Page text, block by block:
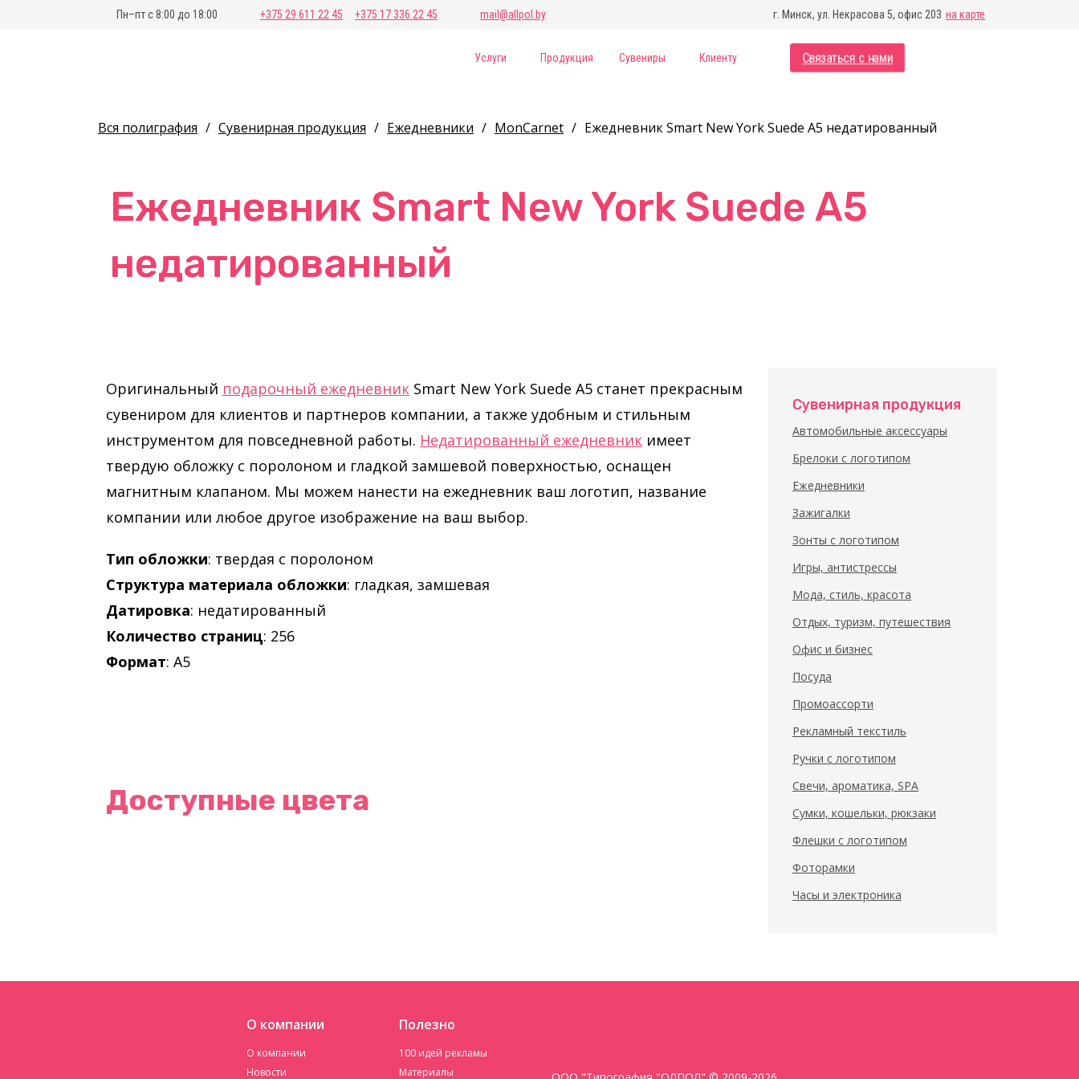
Пн–пт с 8:00 до 18:00 +375 29 611 22 45 +375 17 336 22 45 mail@allpol.by г. Минск, ул. Некрасова 5, офис 203 на карте
Услуги Продукция Сувениры Клиенту Связаться с нами
Вся полиграфия / Сувенирная продукция / Ежедневники / MonCarnet / Ежедневник Smart New York Suede А5 недатированный
Ежедневник Smart New York Suede А5
недатированный
Оригинальный подарочный ежедневник Smart New York Suede A5 станет прекрасным
сувениром для клиентов и партнеров компании, а также удобным и стильным
инструментом для повседневной работы. Недатированный ежедневник имеет
твердую обложку с поролоном и гладкой замшевой поверхностью, оснащен
магнитным клапаном. Мы можем нанести на ежедневник ваш логотип, название
компании или любое другое изображение на ваш выбор.
Тип обложки: твердая с поролоном
Структура материала обложки: гладкая, замшевая
Датировка: недатированный
Количество страниц: 256
Формат: А5
Доступные цвета
Сувенирная продукция
Автомобильные аксессуары
Брелоки с логотипом
Ежедневники
Зажигалки
Зонты с логотипом
Игры, антистрессы
Мода, стиль, красота
Отдых, туризм, путешествия
Офис и бизнес
Посуда
Промоассорти
Рекламный текстиль
Ручки с логотипом
Свечи, ароматика, SPA
Сумки, кошельки, рюкзаки
Флешки с логотипом
Фоторамки
Часы и электроника
О компании
О компании
Новости
Полезно
100 идей рекламы
Материалы